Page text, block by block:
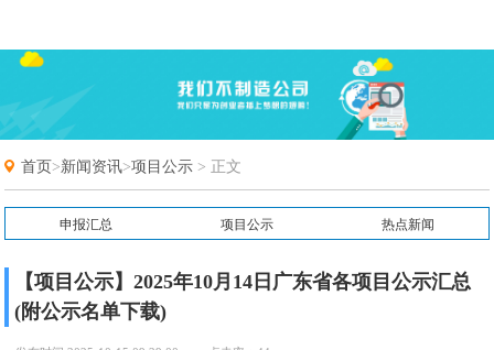
首页>新闻资讯>项目公示 > 正文
申报汇总 项目公示 热点新闻
【项目公示】2025年10月14日广东省各项目公示汇总
(附公示名单下载)